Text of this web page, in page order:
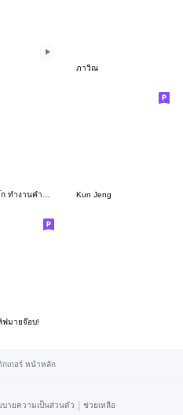
ภาวิณ
หัวกลมดุ๊กดิ๊ก ทำงานคำธรรมดา(ครับ) Kun Jeng
ฟมายจ๊อบ!
กเกอร์ หน้าหลัก
บายความเป็นส่วนตัว | ช่วยเหลือ